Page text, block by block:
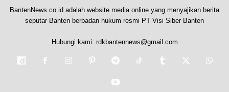
BantenNews.co.id adalah website media online yang menyajikan berita
seputar Banten berbadan hukum resmi PT Visi Siber Banten
Hubungi kami: rdkbantennews@gmail.com